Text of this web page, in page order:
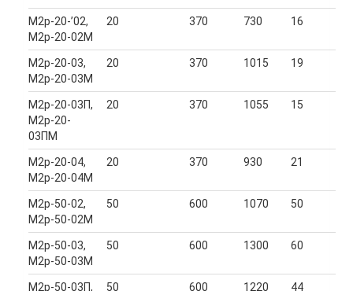
М2р-20-’02,
М2р-20-02М
20 370 730 16
М2р-20-03,
М2р-20-03М
20 370 1015 19
М2р-20-03П,
М2р-20-
03ПМ
20 370 1055 15
М2р-20-04,
М2р-20-04М
20 370 930 21
М2р-50-02,
М2р-50-02М
50 600 1070 50
М2р-50-03,
М2р-50-03М
50 600 1300 60
М2р-50-03П,
50 600 1220 44